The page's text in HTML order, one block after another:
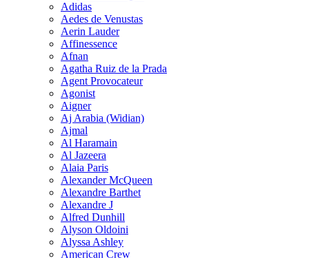
Adidas
Aedes de Venustas
Aerin Lauder
Affinessence
Afnan
Agatha Ruiz de la Prada
Agent Provocateur
Agonist
Aigner
Aj Arabia (Widian)
Ajmal
Al Haramain
Al Jazeera
Alaia Paris
Alexander McQueen
Alexandre Barthet
Alexandre J
Alfred Dunhill
Alyson Oldoini
Alyssa Ashley
American Crew